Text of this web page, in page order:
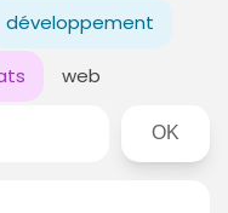
développement
web
Rechercher